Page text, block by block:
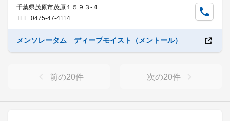
千葉県茂原市茂原１５９３-４
TEL: 0475-47-4114
メンソレータム ディープモイスト（メントール）
前の20件 次の20件